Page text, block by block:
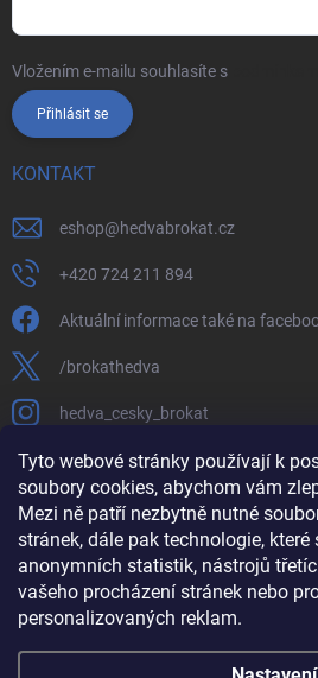
Tyto webové stránky používají k
soubory cookies, abychom vám
Mezi ně patří nezbytně nutné
stránek, dále pak technologie,
anonymních statistik, nástrojů
vašeho procházení stránek nebo
personalizovaných reklam.
Vložením e-mailu souhlasíte s
Přihlásit se
KONTAKT
eshop@hedvabrokat.cz
+420 724 211 894
Aktuální informace také na
/brokathedva
hedva_cesky_brokat
https://www.youtube.com/
Vytvořil
Copyright 2026Hedva ČESKÝ BROKÁT .
nastavení